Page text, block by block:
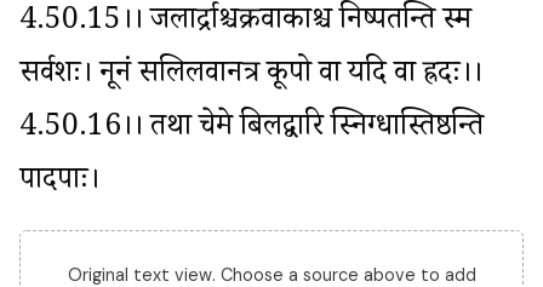
4.50.15।। जलार्द्राश्चक्रवाकाश्च निष्पतन्ति स्म
सर्वशः। नूनं सलिलवानत्र कूपो वा यदि वा ह्रदः।।
4.50.16।। तथा चेमे बिलद्वारि स्निग्धास्तिष्ठन्ति
पादपाः।
Original text view. Choose a source above to add